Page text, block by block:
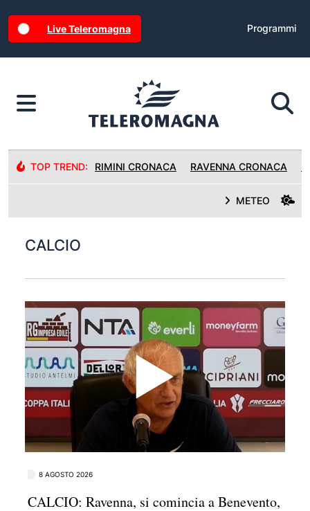
Live Teleromagna Programmi
TOP TREND: RIMINI CRONACA RAVENNA CRONACA
METEO
CALCIO
8 AGOSTO 2026
CALCIO: Ravenna, si comincia a Benevento,